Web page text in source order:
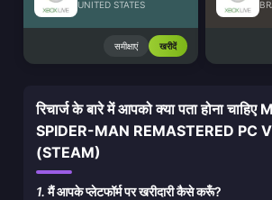
UNITED STATES
समीक्षाएं खरीदें
रिचार्ज के बारे में आपको क्या पता होना
SPIDER-MAN REMASTERED PC
(STEAM)
1.मैं आपके प्लेटफॉर्म पर खरीदारी कैसे करूँ?